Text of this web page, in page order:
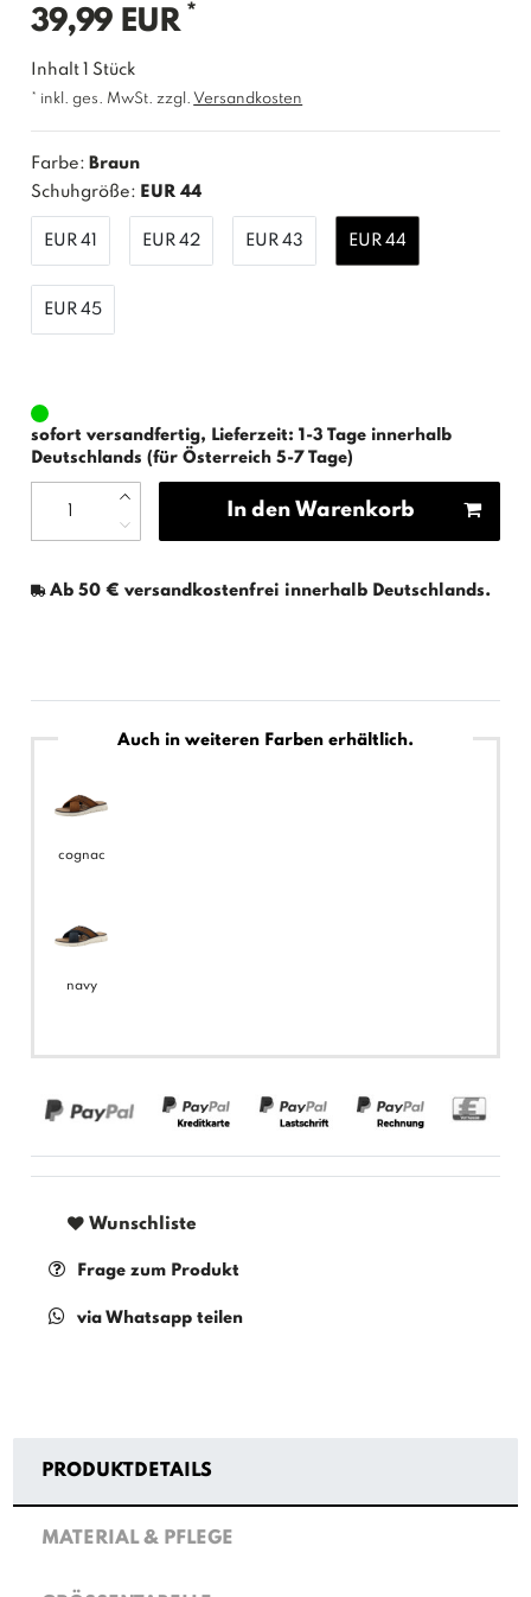
39,99 EUR *
Inhalt1Stück
* inkl. ges. MwSt. zzgl. Versandkosten
Farbe: Braun
Schuhgröße: EUR 44
EUR 41 EUR 42 EUR 43 EUR 44
EUR 45
sofort versandfertig, Lieferzeit: 1-3 Tage innerhalb
Deutschlands (für Österreich 5-7 Tage)
In den Warenkorb
Ab 50 € versandkostenfrei innerhalb Deutschlands.
Auch in weiteren Farben erhältlich.
cognac
navy
Wunschliste
Frage zum Produkt
via Whatsapp teilen
PRODUKTDETAILS
MATERIAL & PFLEGE